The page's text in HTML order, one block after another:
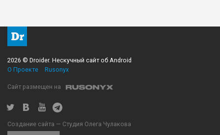
2026 © Droider. Нескучный сайт об Android
О Проекте
Rusonyx
Сайт размещен на
Создание сайта — Студия Олега Чулакова